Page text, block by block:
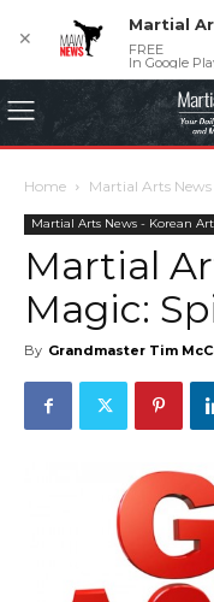
Home Martial Arts
Martial Arts News - Korean
Martial
Magic:
By Grandmaster Tim
✕
Martial
FREE
In Google